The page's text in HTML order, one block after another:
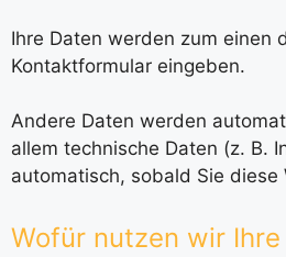
Ihre Daten werden zum einen
Kontaktformular eingeben.
Andere Daten werden
allem technische Daten (z. B.
automatisch, sobald Sie diese
Wofür nutzen wir Ihre